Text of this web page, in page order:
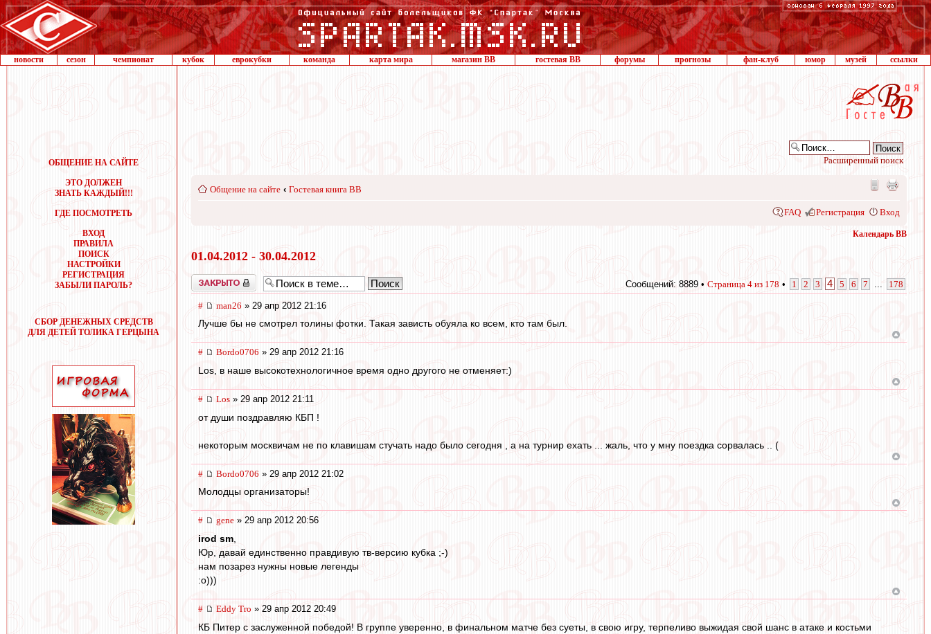
новости сезон чемпионат кубок еврокубки команда карта мира магазин ВВ гостевая ВВ форумы прогнозы фан-клуб юмор музей ссылки
ОБЩЕНИЕ НА САЙТЕ
ЭТО ДОЛЖЕН
ЗНАТЬ КАЖДЫЙ!!!
ГДЕ ПОСМОТРЕТЬ
ВХОД
ПРАВИЛА
ПОИСК
НАСТРОЙКИ
РЕГИСТРАЦИЯ
ЗАБЫЛИ ПАРОЛЬ?
СБОР ДЕНЕЖНЫХ СРЕДСТВ
ДЛЯ ДЕТЕЙ ТОЛИКА ГЕРЦЫНА
Расширенный поиск
Общение на сайте ‹ Гостевая книга ВВ
FAQ Регистрация Вход
Календарь ВВ
01.04.2012 - 30.04.2012
Закрыто Сообщений: 8889 • Страница 4 из 178 • 1 2 3 4 5 6 7 178
# man26 » 29 апр 2012 21:16
Лучше бы не смотрел толины фотки. Такая зависть обуяла ко всем, кто там был.
# Bordo0706 » 29 апр 2012 21:16
Los, в наше высокотехнологичное время одно другого не отменяет:)
# Los » 29 апр 2012 21:11
от души поздравляю КБП !
некоторым москвичам не по клавишам стучать надо было сегодня , а на турнир ехать ... жаль, что у мну поездка сорвалась .. (
# Bordo0706 » 29 апр 2012 21:02
Молодцы организаторы!
# gene » 29 апр 2012 20:56
irod sm
Юр, давай единственно правдивую тв-версию кубка ;-)
нам позарез нужны новые легенды
:о)))
# Eddy Tro » 29 апр 2012 20:49
КБ Питер с заслуженной победой! В группе уверенно, в финальном матче без суеты, в свою игру, терпеливо выжидая свой шанс в атаке и костьми